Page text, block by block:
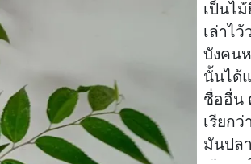
เป็นไ
เล่าไ
บังคน
นั้นได้
ชื่ออื่น
เรียก
มันปล